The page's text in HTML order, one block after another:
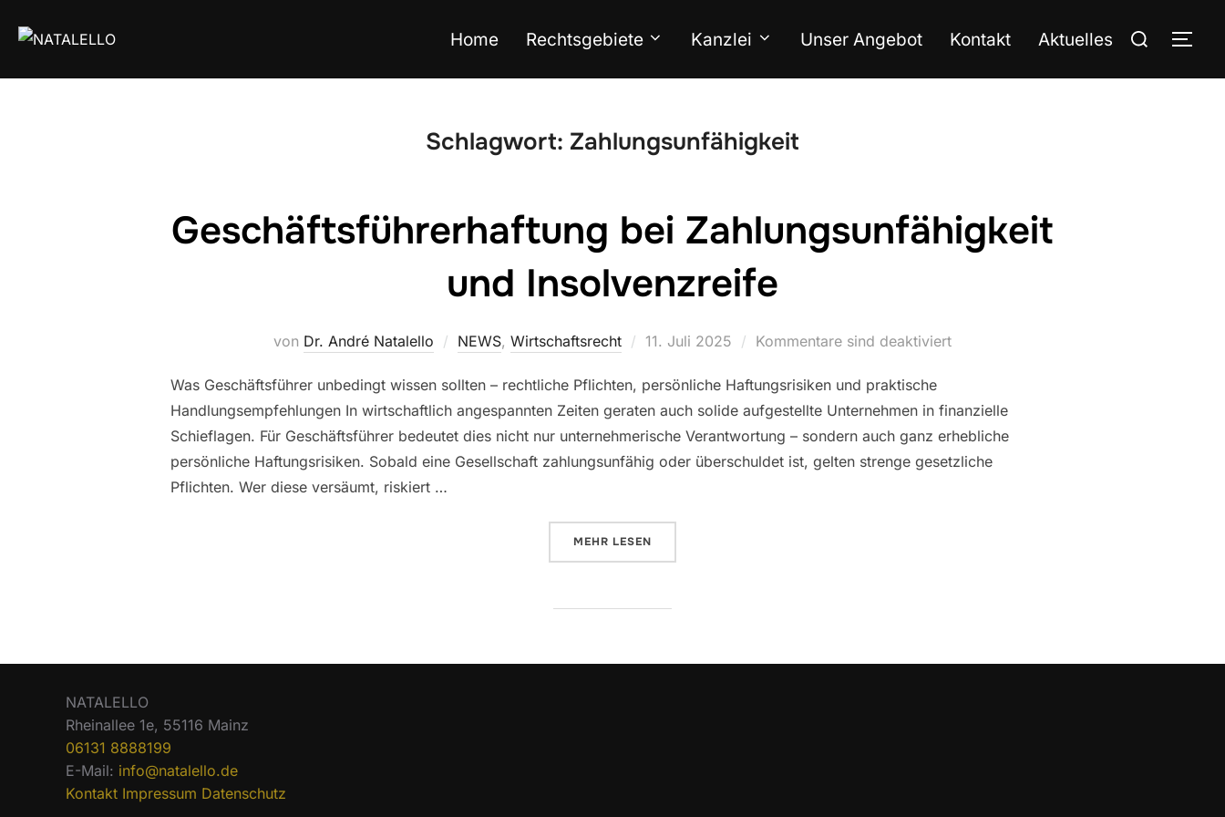
Home Rechtsgebiete Kanzlei Unser Angebot Kontakt Aktuelles
Schlagwort: Zahlungsunfähigkeit
Geschäftsführerhaftung bei Zahlungsunfähigkeit
und Insolvenzreife
von Dr. André Natalello NEWS, Wirtschaftsrecht 11. Juli 2025 Kommentare sind deaktiviert
Was Geschäftsführer unbedingt wissen sollten – rechtliche Pflichten, persönliche Haftungsrisiken und praktische
Handlungsempfehlungen In wirtschaftlich angespannten Zeiten geraten auch solide aufgestellte Unternehmen in finanzielle
Schieflagen. Für Geschäftsführer bedeutet dies nicht nur unternehmerische Verantwortung – sondern auch ganz erhebliche
persönliche Haftungsrisiken. Sobald eine Gesellschaft zahlungsunfähig oder überschuldet ist, gelten strenge gesetzliche
Pflichten. Wer diese versäumt, riskiert …
MEHR LESEN
NATALELLO
Rheinallee 1e, 55116 Mainz
06131 8888199
E-Mail: info@natalello.de
Kontakt Impressum Datenschutz